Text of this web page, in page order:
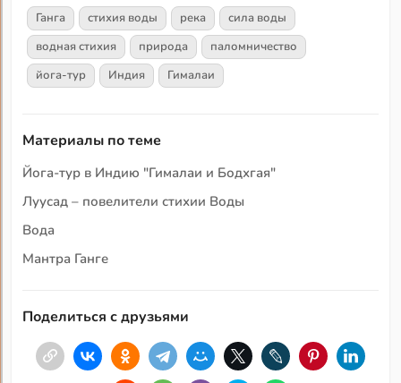
Ганга стихия воды река
сила воды
водная стихия
природа
паломничество
йога-тур
Индия Гималаи
Материалы по теме
Йога-тур в Индию "Гималаи и Бодхгая"
Луусад – повелители стихии Воды
Вода
Мантра Ганге
Поделиться с друзьями